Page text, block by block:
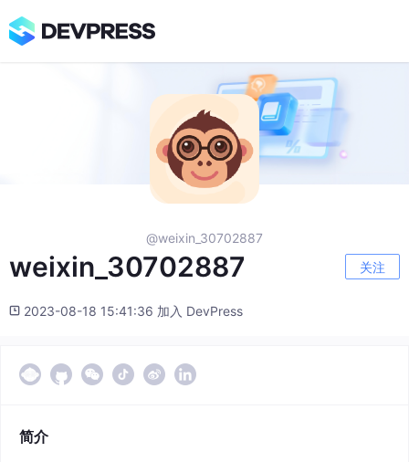
@weixin_30702887
weixin_30702887 关注
2023-08-18 15:41:36 加入 DevPress
简介